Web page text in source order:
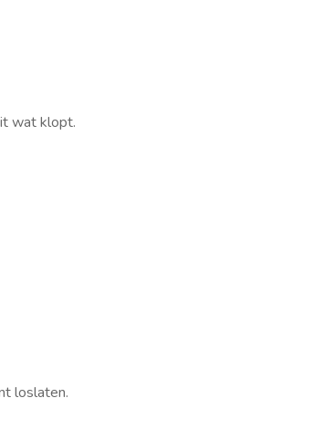
wat klopt.
loslaten.